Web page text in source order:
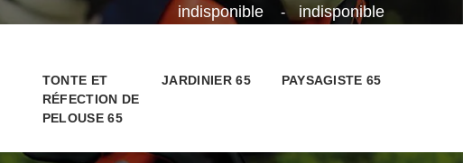
indisponible - indisponible
TONTE ET
RÉFECTION DE
PELOUSE 65
JARDINIER 65 PAYSAGISTE 65